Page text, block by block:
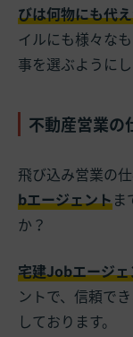
びは何物にも代
イルにも様々な
事を選ぶようにし
不動産営業の
飛び込み営業の
bエージェントま
か？
宅建Jobエージェ
ントで、信頼で
しております。